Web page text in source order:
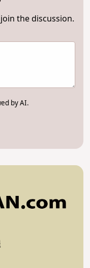
the discussion.
by AI.